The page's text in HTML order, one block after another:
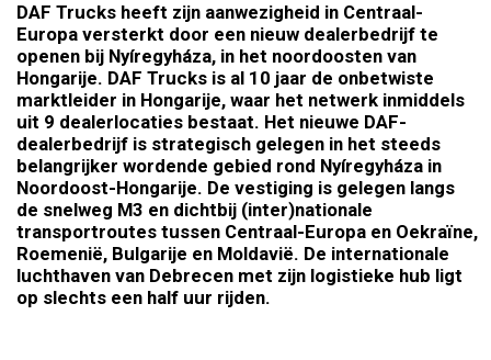
DAF Trucks heeft zijn aanwezigheid in Centraal-
Europa versterkt door een nieuw dealerbedrijf te
openen bij Nyíregyháza, in het noordoosten van
Hongarije. DAF Trucks is al 10 jaar de onbetwiste
marktleider in Hongarije, waar het netwerk inmiddels
uit 9 dealerlocaties bestaat. Het nieuwe DAF-
dealerbedrijf is strategisch gelegen in het steeds
belangrijker wordende gebied rond Nyíregyháza in
Noordoost-Hongarije. De vestiging is gelegen langs
de snelweg M3 en dichtbij (inter)nationale
transportroutes tussen Centraal-Europa en Oekraïne,
Roemenië, Bulgarije en Moldavië. De internationale
luchthaven van Debrecen met zijn logistieke hub ligt
op slechts een half uur rijden.